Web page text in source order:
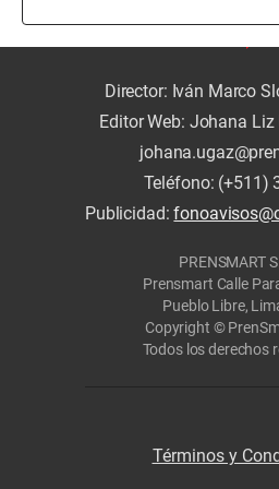
Director: Iván Marco
Editor Web: Johana Liz
Teléfono: (+511)
Publicidad:
PRENSMART
Prensmart Calle
Pueblo Libre,
Copyright ©
Todos los derechos
Términos y